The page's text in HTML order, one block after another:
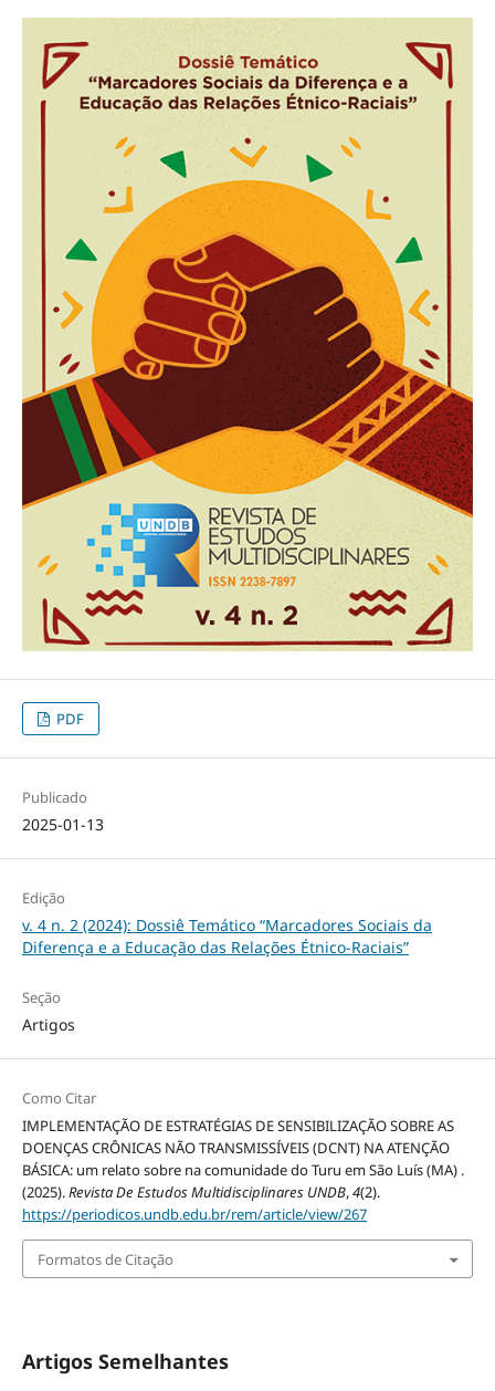
PDF
Publicado
2025-01-13
Edição
v. 4 n. 2 (2024): Dossiê Temático “Marcadores Sociais da
Diferença e a Educação das Relações Étnico-Raciais”
Seção
Artigos
Como Citar
IMPLEMENTAÇÃO DE ESTRATÉGIAS DE SENSIBILIZAÇÃO SOBRE AS
DOENÇAS CRÔNICAS NÃO TRANSMISSÍVEIS (DCNT) NA ATENÇÃO
BÁSICA: um relato sobre na comunidade do Turu em São Luís (MA) .
(2025).Revista De Estudos Multidisciplinares UNDB,4(2).
https://periodicos.undb.edu.br/rem/article/view/267
Formatos de Citação
Artigos Semelhantes